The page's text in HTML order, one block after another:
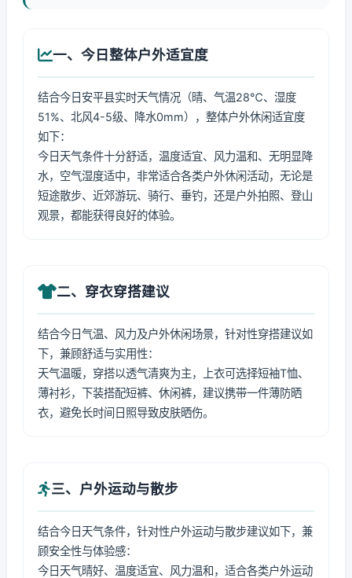
一、今日整体户外适宜度
结合今日安平县实时天气情况（晴、气温28℃、湿度
51%、北风4-5级、降水0mm），整体户外休闲适宜度
如下：
今日天气条件十分舒适，温度适宜、风力温和、无明显降
水，空气湿度适中，非常适合各类户外休闲活动，无论是
短途散步、近郊游玩、骑行、垂钓，还是户外拍照、登山
观景，都能获得良好的体验。
二、穿衣穿搭建议
结合今日气温、风力及户外休闲场景，针对性穿搭建议如
下，兼顾舒适与实用性：
天气温暖，穿搭以透气清爽为主，上衣可选择短袖T恤、
薄衬衫，下装搭配短裤、休闲裤，建议携带一件薄防晒
衣，避免长时间日照导致皮肤晒伤。
三、户外运动与散步
结合今日天气条件，针对性户外运动与散步建议如下，兼
顾安全性与体验感：
今日天气晴好、温度适宜、风力温和，适合各类户外运动